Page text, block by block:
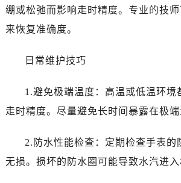
绷或松弛而影响走时精度。专业的技
来恢复准确度。
日常维护技巧
1.避免极端温度：高温或低温环境
走时精度。尽量避免长时间暴露在极端
2.防水性能检查：定期检查手表的
无损。损坏的防水圈可能导致水汽进入